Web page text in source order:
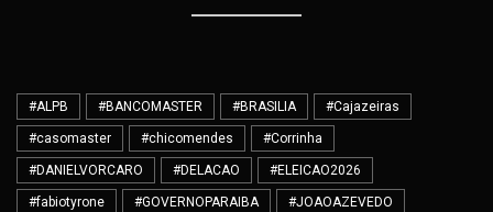
#ALPB #BANCOMASTER #BRASILIA #Cajazeiras
#casomaster #chicomendes #Corrinha
#DANIELVORCARO #DELACAO #ELEICAO2026
#fabiotyrone #GOVERNOPARAIBA #JOAOAZEVEDO